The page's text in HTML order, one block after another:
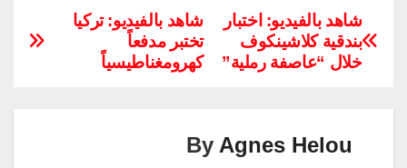
c
e
b
o
at
s
A
p
tt
er
er
e
st
ail
e
gr
a
k
dI
p
شاهد بالفيديو: تركيا
تختبر مدفعاً
كهرومغناطيسياً
شاهد بالفيديو: اختبار
بندقية كلاشينكوف
خلال “عاصفة رملية”
By Agnes Helou